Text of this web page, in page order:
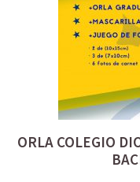
ORLA COLEGIO